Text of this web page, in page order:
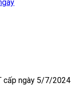
cấp ngày 5/7/2024